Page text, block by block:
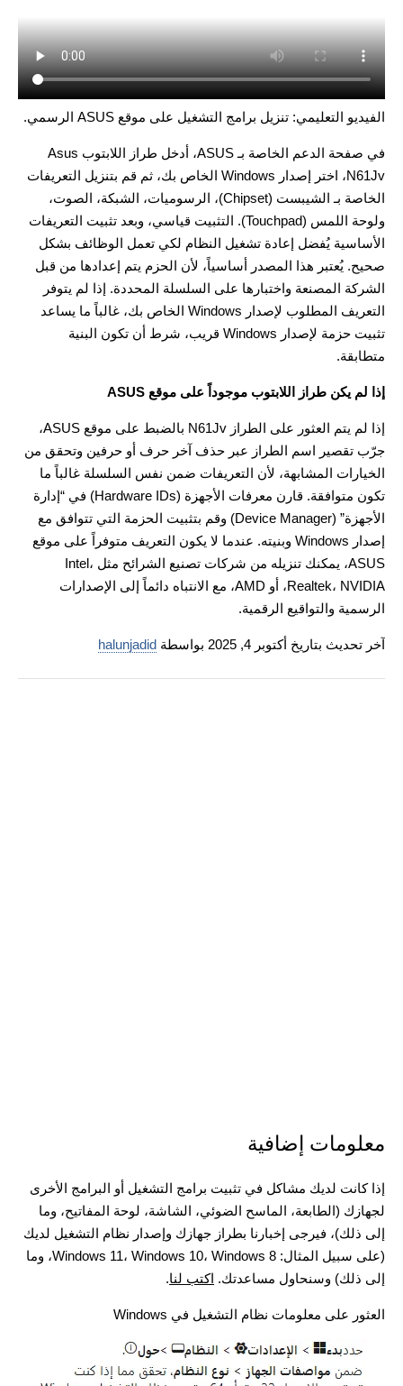
الفيديو التعليمي: تنزيل برامج التشغيل على موقع ASUS الرسمي.
في صفحة الدعم الخاصة بـ ASUS، أدخل طراز اللابتوب Asus
N61Jv، اختر إصدار Windows الخاص بك، ثم قم بتنزيل التعريفات
الخاصة بـ الشيبست (Chipset)، الرسوميات، الشبكة، الصوت،
ولوحة اللمس (Touchpad). التثبيت قياسي، وبعد تثبيت التعريفات
الأساسية يُفضل إعادة تشغيل النظام لكي تعمل الوظائف بشكل
صحيح. يُعتبر هذا المصدر أساسياً، لأن الحزم يتم إعدادها من قبل
الشركة المصنعة واختبارها على السلسلة المحددة. إذا لم يتوفر
التعريف المطلوب لإصدار Windows الخاص بك، غالباً ما يساعد
تثبيت حزمة لإصدار Windows قريب، شرط أن تكون البنية
متطابقة.
إذا لم يكن طراز اللابتوب موجوداً على موقع ASUS
إذا لم يتم العثور على الطراز N61Jv بالضبط على موقع ASUS،
جرّب تقصير اسم الطراز عبر حذف آخر حرف أو حرفين وتحقق من
الخيارات المشابهة، لأن التعريفات ضمن نفس السلسلة غالباً ما
تكون متوافقة. قارن معرفات الأجهزة (Hardware IDs) في “إدارة
الأجهزة” (Device Manager) وقم بتثبيت الحزمة التي تتوافق مع
إصدار Windows وبنيته. عندما لا يكون التعريف متوفراً على موقع
ASUS، يمكنك تنزيله من شركات تصنيع الشرائح مثل Intel،
Realtek، NVIDIA، أو AMD، مع الانتباه دائماً إلى الإصدارات
الرسمية والتواقيع الرقمية.
آخر تحديث بتاريخ أكتوبر 4, 2025 بواسطة halunjadid
معلومات إضافية
إذا كانت لديك مشاكل في تثبيت برامج التشغيل أو البرامج الأخرى
لجهازك (الطابعة، الماسح الضوئي، الشاشة، لوحة المفاتيح، وما
إلى ذلك)، فيرجى إخبارنا بطراز جهازك وإصدار نظام التشغيل لديك
(على سبيل المثال: Windows 11، Windows 10، Windows 8، وما
إلى ذلك) وسنحاول مساعدتك. اكتب لنا.
العثور على معلومات نظام التشغيل في Windows